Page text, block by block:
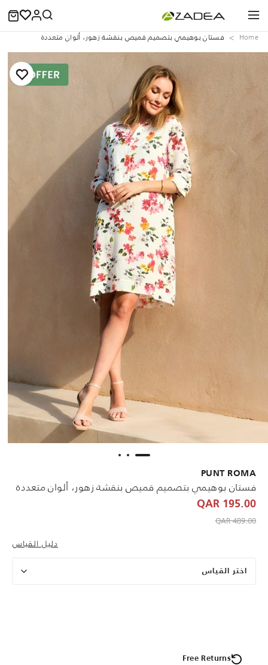
Home فستان بوهيمي بتصميم قميص بنقشة زهور، ألوان متعددة
PUNT ROMA
فستان بوهيمي بتصميم قميص بنقشة زهور، ألوان متعددة
195.00 QAR
Price reduced from
489.00 QAR
to 195.00 QAR
دليل القياس
اختر القياس
Free Returns